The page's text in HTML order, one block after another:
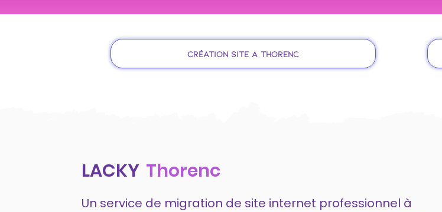
Création site à Thorenc
LACKY Thorenc
Un service de migration de site internet professionnel à